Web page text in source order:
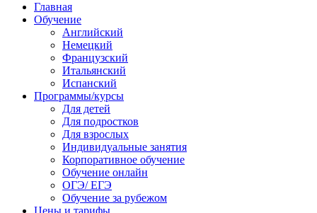
Главная
Обучение
Английский
Немецкий
Французский
Итальянский
Испанский
Программы/курсы
Для детей
Для подростков
Для взрослых
Индивидуальные занятия
Корпоративное обучение
Обучение онлайн
ОГЭ/ ЕГЭ
Обучение за рубежом
Цены и тарифы